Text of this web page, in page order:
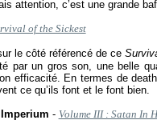
attention, c’est une grande
of the Sickest
le côté référencé de ce
par un gros son, une belle
efficacité. En termes de
ce qu’ils font et le font bien.
- Volume III : Satan In